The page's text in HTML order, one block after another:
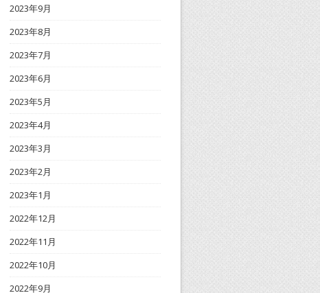
2023年9月
2023年8月
2023年7月
2023年6月
2023年5月
2023年4月
2023年3月
2023年2月
2023年1月
2022年12月
2022年11月
2022年10月
2022年9月